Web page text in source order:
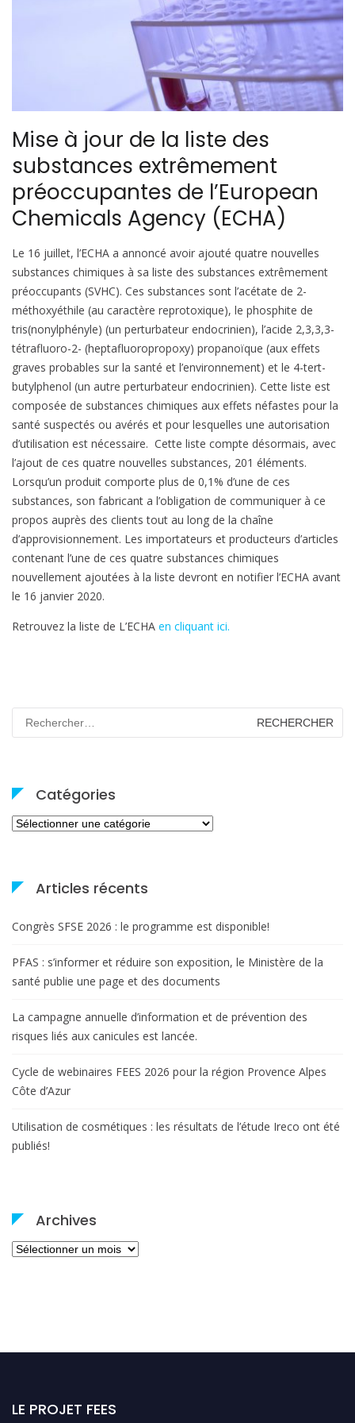
Mise à jour de la liste des
substances extrêmement
préoccupantes de l’European
Chemicals Agency (ECHA)
Le 16 juillet, l’ECHA a annoncé avoir ajouté quatre nouvelles
substances chimiques à sa liste des substances extrêmement
préoccupants (SVHC). Ces substances sont l’acétate de 2-
méthoxyéthile (au caractère reprotoxique), le phosphite de
tris(nonylphényle) (un perturbateur endocrinien), l’acide 2,3,3,3-
tétrafluoro-2- (heptafluoropropoxy) propanoïque (aux effets
graves probables sur la santé et l’environnement) et le 4-tert-
butylphenol (un autre perturbateur endocrinien). Cette liste est
composée de substances chimiques aux effets néfastes pour la
santé suspectés ou avérés et pour lesquelles une autorisation
d’utilisation est nécessaire. Cette liste compte désormais, avec
l’ajout de ces quatre nouvelles substances, 201 éléments.
Lorsqu’un produit comporte plus de 0,1% d’une de ces
substances, son fabricant a l’obligation de communiquer à ce
propos auprès des clients tout au long de la chaîne
d’approvisionnement. Les importateurs et producteurs d’articles
contenant l’une de ces quatre substances chimiques
nouvellement ajoutées à la liste devront en notifier l’ECHA avant
le 16 janvier 2020.
Retrouvez la liste de L’ECHA en cliquant ici.
Rechercher :
Catégories
Catégories
Articles récents
Congrès SFSE 2026 : le programme est disponible!
PFAS : s’informer et réduire son exposition, le Ministère de la
santé publie une page et des documents
La campagne annuelle d’information et de prévention des
risques liés aux canicules est lancée.
Cycle de webinaires FEES 2026 pour la région Provence Alpes
Côte d’Azur
Utilisation de cosmétiques : les résultats de l’étude Ireco ont été
publiés!
Archives
Archives
LE PROJET FEES